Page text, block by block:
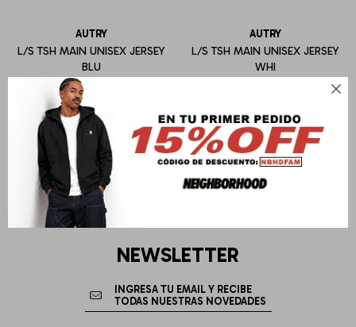

AUTRY
L/S TSH MAIN UNISEX JERSEY
BLU
U$S
AUTRY
L/S TSH MAIN UNISEX JERSEY
WHI
NEWSLETTER